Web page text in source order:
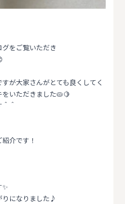
をご覧いただき
が大家さんがとても良くしてく
いただきました🥧🍋
＾
介です！
りになりました♪